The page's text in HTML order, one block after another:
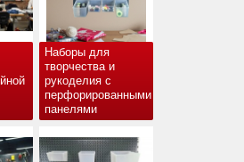
Наборы для
творчества и
рукоделия с
перфорированными
панелями